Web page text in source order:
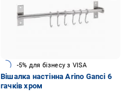
-5% для бізнесу з VISA
Вішалка настінна Arino Ganci 6
гачків хром